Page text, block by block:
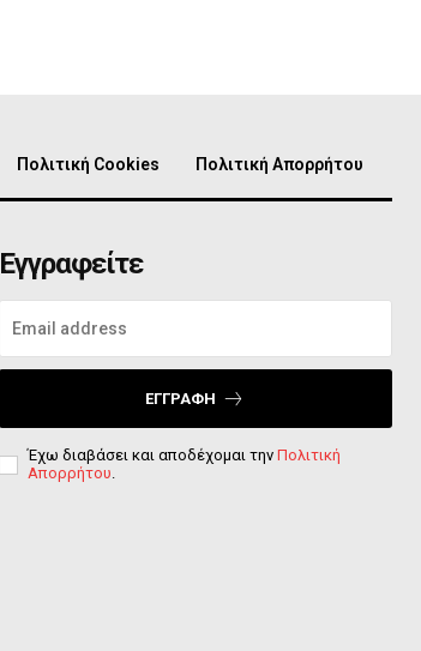
Πολιτική Cookies Πολιτική Απορρήτου
Εγγραφείτε
ΕΓΓΡΑΦΉ
Έχω διαβάσει και αποδέχομαι την Πολιτική
Απορρήτου.